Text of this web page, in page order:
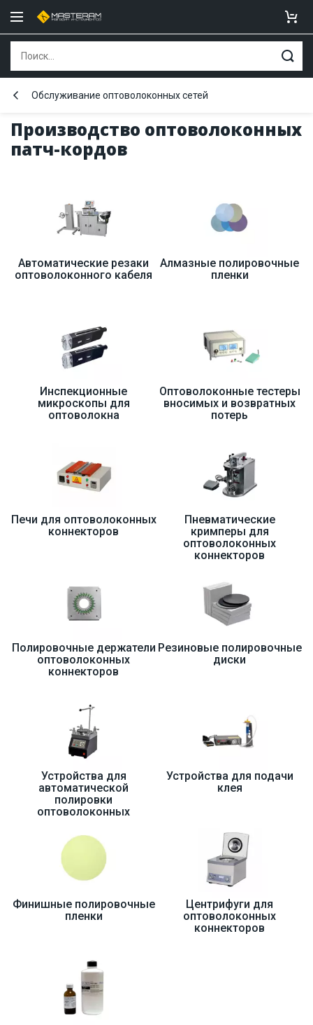
Производство оптоволоконных
патч-кордов
Обслуживание оптоволоконных сетей
Автоматические резаки
оптоволоконного кабеля
Алмазные полировочные
пленки
Инспекционные
микроскопы для
оптоволокна
Оптоволоконные тестеры
вносимых и возвратных
потерь
Печи для оптоволоконных
коннекторов
Пневматические
кримперы для
оптоволоконных
коннекторов
Полировочные держатели
оптоволоконных
коннекторов
Резиновые полировочные
диски
Устройства для
автоматической
полировки
оптоволоконных
Устройства для подачи
клея
Финишные полировочные
пленки
Центрифуги для
оптоволоконных
коннекторов